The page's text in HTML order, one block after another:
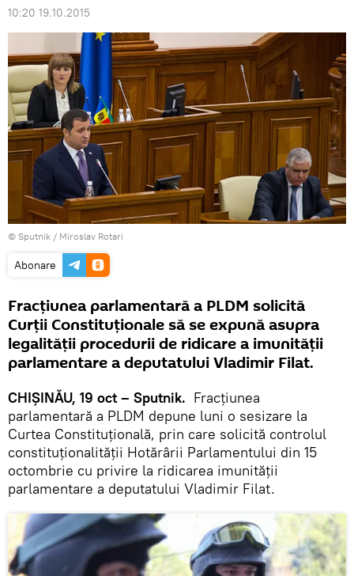
10:20 19.10.2015
© Sputnik / Miroslav Rotari
Abonare
Fracţiunea parlamentară a PLDM solicită
Curţii Constituţionale să se expună asupra
legalităţii procedurii de ridicare a imunităţii
parlamentare a deputatului Vladimir Filat.
CHIŞINĂU, 19 oct – Sputnik. Fracţiunea
parlamentară a PLDM depune luni o sesizare la
Curtea Constituţională, prin care solicită controlul
constituţionalităţii Hotărârii Parlamentului din 15
octombrie cu privire la ridicarea imunităţii
parlamentare a deputatului Vladimir Filat.